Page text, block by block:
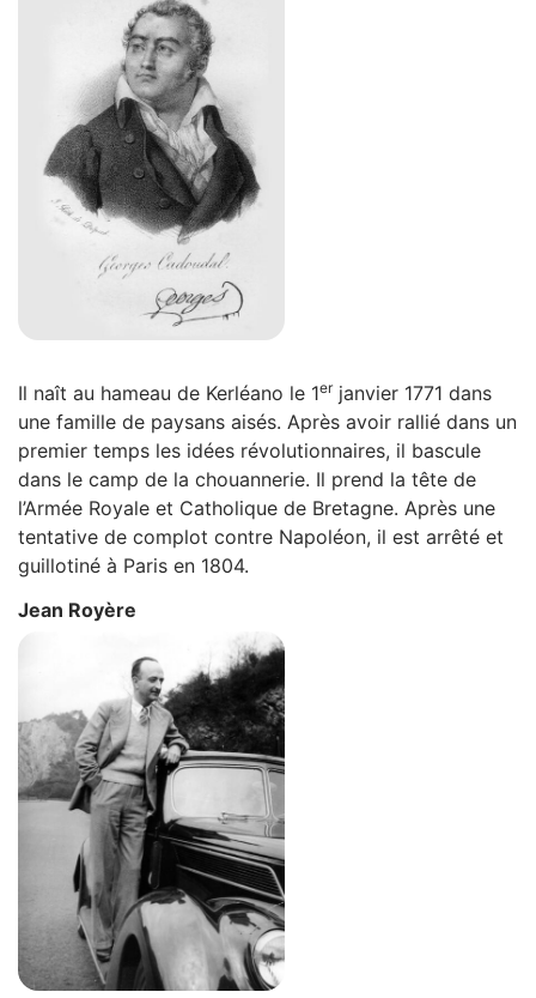
Il naît au hameau de Kerléano le 1erjanvier 1771 dans
une famille de paysans aisés. Après avoir rallié dans un
premier temps les idées révolutionnaires, il bascule
dans le camp de la chouannerie. Il prend la tête de
l’Armée Royale et Catholique de Bretagne. Après une
tentative de complot contre Napoléon, il est arrêté et
guillotiné à Paris en 1804.
Jean Royère
Zoom sur l'image